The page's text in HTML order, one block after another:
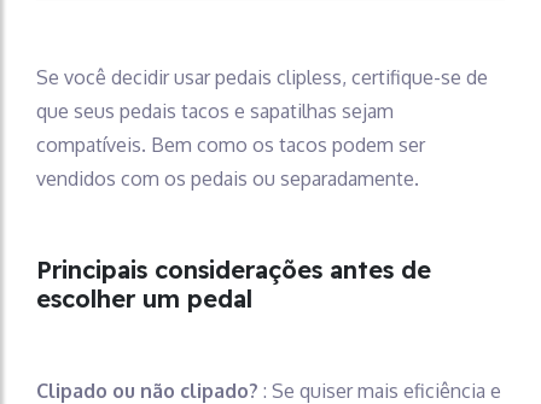
Se você decidir usar pedais clipless, certifique-se de
que seus pedais tacos e sapatilhas sejam
compatíveis. Bem como os tacos podem ser
vendidos com os pedais ou separadamente.
Principais considerações antes de
escolher um pedal
Clipado ou não clipado? : Se quiser mais eficiência e